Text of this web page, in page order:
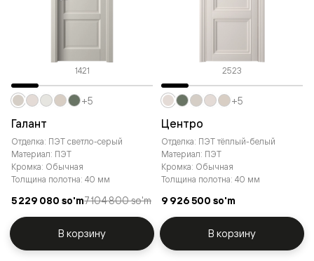
1421
Галант
Отделка: ПЭТ светло-серый
Материал: ПЭТ
Кромка: Обычная
Толщина полотна: 40 мм
5 229 080 so'm7 104 800 so'm
+5
В корзину
2523
Центро
Отделка: ПЭТ тёплый-белый
Материал: ПЭТ
Кромка: Обычная
Толщина полотна: 40 мм
9 926 500 so'm
+5
В корзину